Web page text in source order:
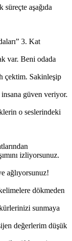
süreçte aşağıda
3. Kat
var. Beni odada
çektim. Sakinleşip
insana güven veriyor.
o seslerindeki
izliyorsunuz.
ağlıyorsunuz!
dökmeden
sunmaya
değerlerim düşük